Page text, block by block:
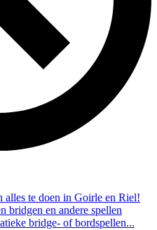
alles te doen in Goirle en Riel!
bridgen en andere spellen
bridge- of bordspellen...